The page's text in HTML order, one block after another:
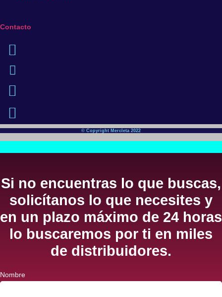
Contacto
© Copyright Mercleta 2022
Si no encuentras lo que buscas,
solicítanos lo que necesites y
en un plazo máximo de 24 horas
lo buscaremos por ti en miles
de distribuidores.
Nombre